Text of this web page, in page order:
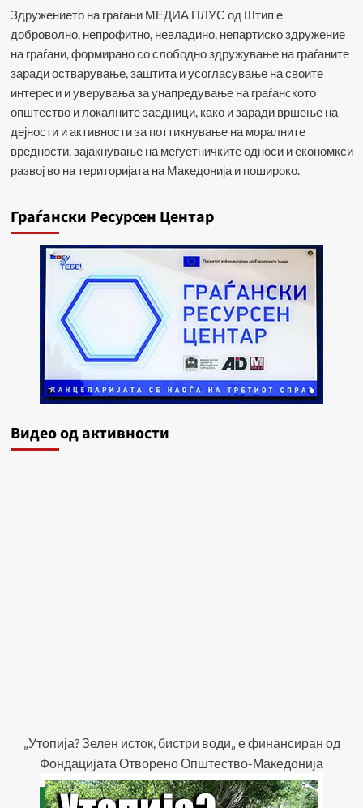
Здружението на граѓани МЕДИА ПЛУС од Штип е
доброволно, непрофитно, невладино, непартиско здружение
на граѓани, формирано со слободно здружување на граѓаните
заради остварување, заштита и усогласување на своите
интереси и уверувања за унапредување на граѓанското
општество и локалните заедници, како и заради вршење на
дејности и активности за поттикнување на моралните
вредности, зајакнување на меѓуетничките односи и економкси
развој во на територијата на Македонија и пошироко.
Граѓански Ресурсен Центар
Видеo од активности
„Утопија? Зелен исток, бистри води„ е финансиран од
Фондацијата Отворено Општество-Македонија